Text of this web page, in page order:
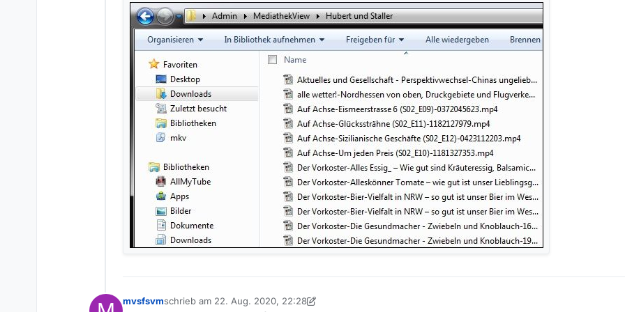
mvsfsvmschrieb am 22. Aug. 2020, 22:28
zuletzt editiert von mvsfsvm